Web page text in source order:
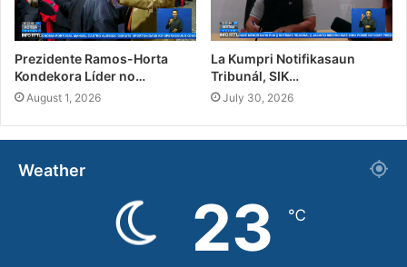
Prezidente Ramos-Horta
Kondekora Líder no…
August 1, 2026
La Kumpri Notifikasaun
Tribunál, SIK…
July 30, 2026
Weather
23 ℃